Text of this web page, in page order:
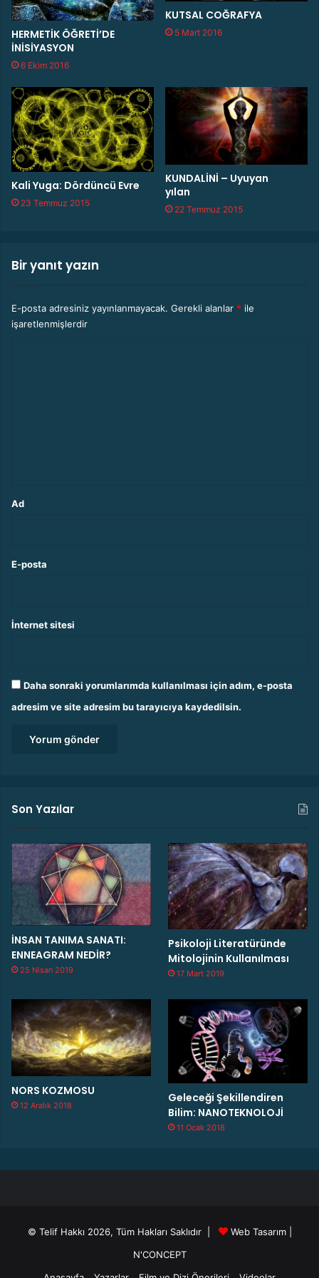
HERMETİK ÖĞRETİ’DE
İNİSİYASYON
6 Ekim 2016
KUTSAL COĞRAFYA
5 Mart 2016
Kali Yuga: Dördüncü Evre
23 Temmuz 2015
KUNDALİNİ – Uyuyan
yılan
22 Temmuz 2015
Bir yanıt yazın
E-posta adresiniz yayınlanmayacak. Gerekli alanlar * ile
işaretlenmişlerdir
Ad
E-posta
İnternet sitesi
Daha sonraki yorumlarımda kullanılması için adım, e-posta
adresim ve site adresim bu tarayıcıya kaydedilsin.
Son Yazılar
İNSAN TANIMA SANATI:
ENNEAGRAM NEDİR?
25 Nisan 2019
Psikoloji Literatüründe
Mitolojinin Kullanılması
17 Mart 2019
NORS KOZMOSU
12 Aralık 2018
Geleceği Şekillendiren
Bilim: NANOTEKNOLOJİ
11 Ocak 2018
© Telif Hakkı 2026, Tüm Hakları Saklıdır | Web Tasarım|
N'CONCEPT